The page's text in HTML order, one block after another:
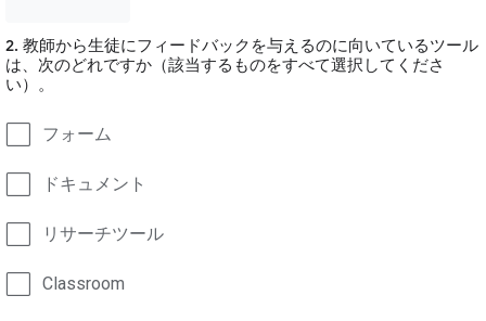
2. 教師から生徒にフィードバックを与えるのに向いているツール
は、次のどれですか（該当するものをすべて選択してくださ
い）。
フォーム
ドキュメント
リサーチツール
Classroom